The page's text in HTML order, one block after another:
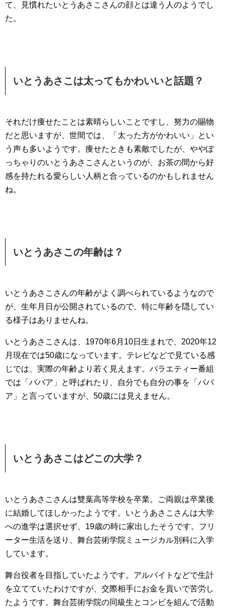
て、見慣れたいとうあさこさんの顔とは違う人のようでし
た。
いとうあさこは太ってもかわいいと話題？
それだけ痩せたことは素晴らしいことですし、努力の賜物
だと思いますが、世間では、「太った方がかわいい」とい
う声も多いようです。痩せたときも素敵でしたが、ややぽ
っちゃりのいとうあさこさんというのが、お茶の間から好
感を持たれる愛らしい人柄と合っているのかもしれません
ね。
いとうあさこの年齢は？
いとうあさこさんの年齢がよく調べられているようなので
が、生年月日が公開されているので、特に年齢を隠してい
る様子はありませんね。
いとうあさこさんは、1970年6月10日生まれで、2020年12
月現在では50歳になっています。テレビなどで見ている感
じでは、実際の年齢より若く見えます。バラエティー番組
では「ババア」と呼ばれたり、自分でも自分の事を「ババ
ア」と言っていますが、50歳には見えません。
いとうあさこはどこの大学？
いとうあさこさんは雙葉高等学校を卒業。ご両親は卒業後
に結婚してほしかったようです。いとうあさこさんは大学
への進学は選択せず、19歳の時に家出したそうです。フリ
ーター生活を送り、舞台芸術学院ミュージカル別科に入学
しています。
舞台役者を目指していたようです。アルバイトなどで生計
を立てていたわけですが、交際相手にお金を貢いで苦労し
たようです。舞台芸術学院の同級生とコンビを組んで活動